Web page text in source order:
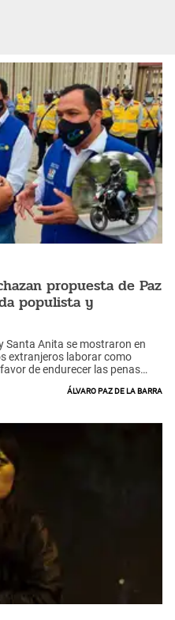
propuesta de Paz
populista y
Santa Anita se mostraron en
extranjeros laborar como
de endurecer las penas
Álvaro Paz de la Barra